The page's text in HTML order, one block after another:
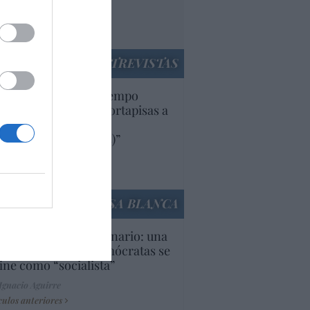
ENTREVISTAS
lleva mucho tiempo
aranceles y cortapisas a
y compañías
(y europeas)”
anteriores
LA CASA BLANCA
Inquietante escenario: una
parte de los demócratas se
como “socialista”
anteriores